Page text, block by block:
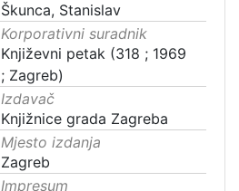
Škunca, Stanislav
Korporativni suradnik
Književni petak (318 ; 1969
; Zagreb)
Izdavač
Knjižnice grada Zagreba
Mjesto izdanja
Zagreb
Impresum